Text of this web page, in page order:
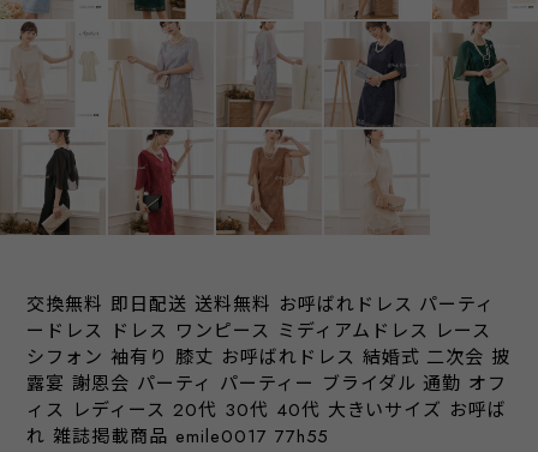
交換無料 即日配送 送料無料 お呼ばれドレス パーティ
ードレス ドレス ワンピース ミディアムドレス レース
シフォン 袖有り 膝丈 お呼ばれドレス 結婚式 二次会 披
露宴 謝恩会 パーティ パーティー ブライダル 通勤 オフ
ィス レディース 20代 30代 40代 大きいサイズ お呼ば
れ 雑誌掲載商品 emile0017 77h55